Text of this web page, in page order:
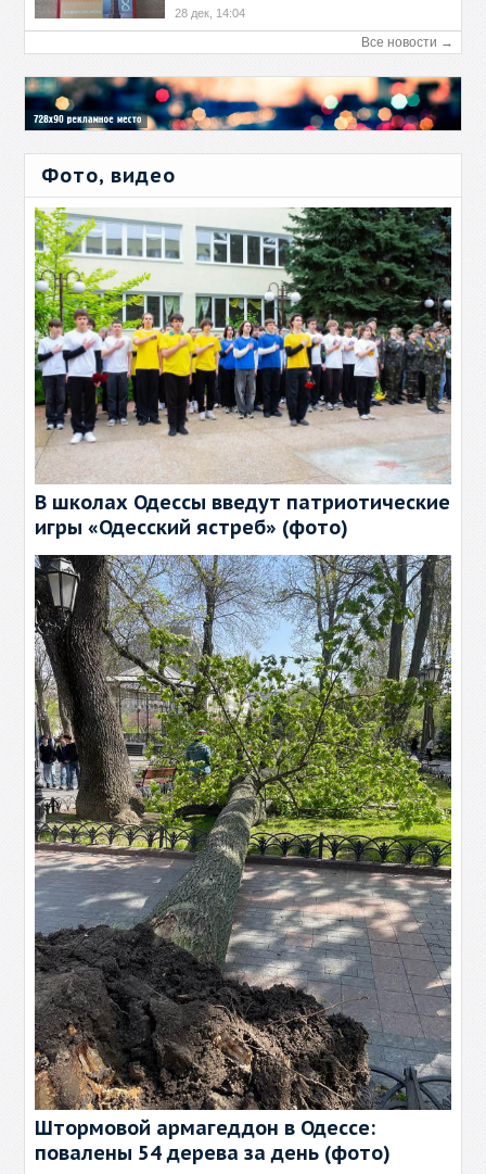
28 дек, 14:04
Все новости →
Фото, видео
В школах Одессы введут патриотические
игры «Одесский ястреб» (фото)
Штормовой армагеддон в Одессе:
повалены 54 дерева за день (фото)